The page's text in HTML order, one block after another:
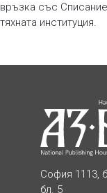
връзка със
тяхната институция.
София 1113,
бл. 5